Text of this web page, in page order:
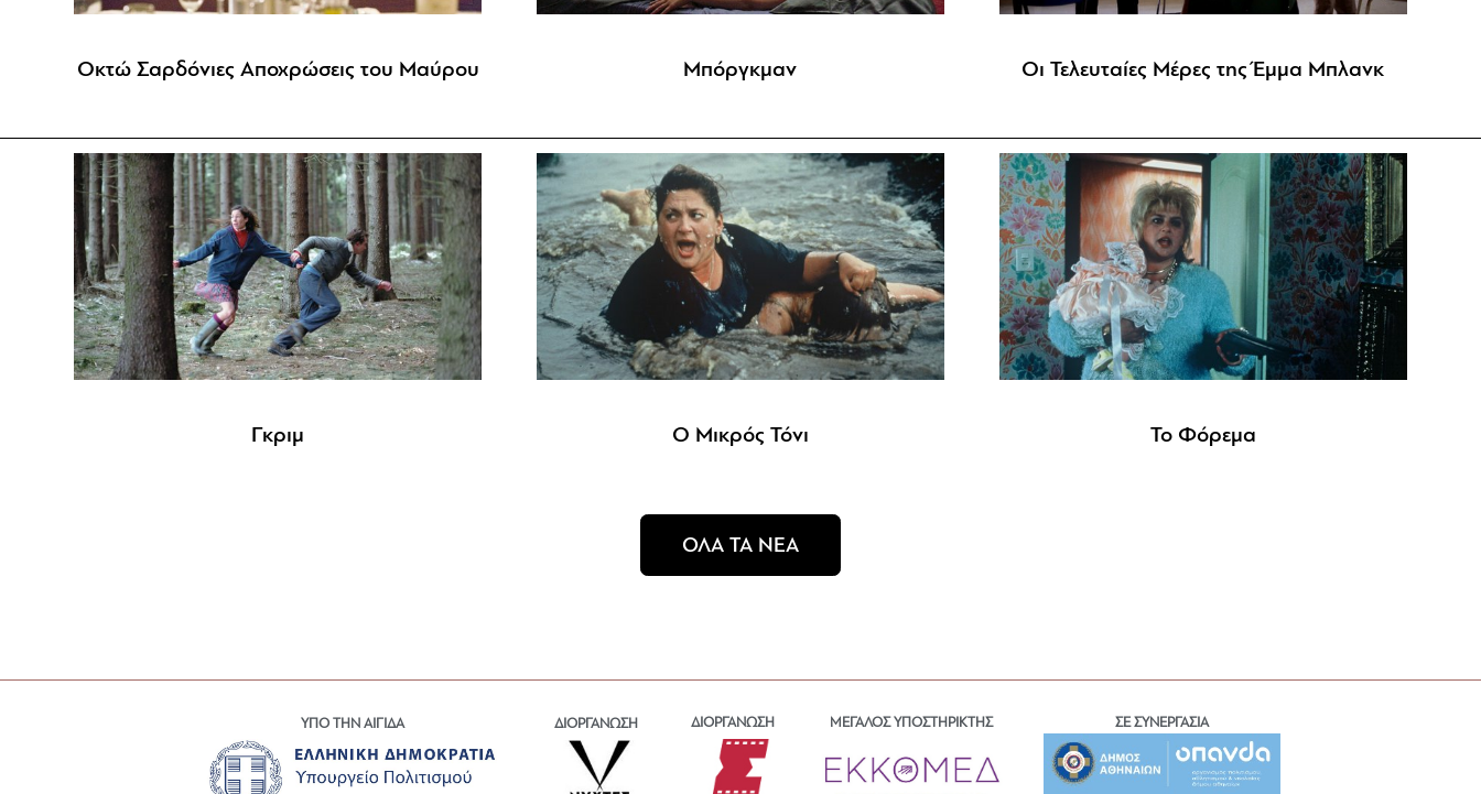
Οκτώ Σαρδόνιες Αποχρώσεις του Μαύρου Μπόργκμαν Οι Τελευταίες Μέρες της Έμμα Μπλανκ
Γκριμ Ο Μικρός Τόνι Το Φόρεμα
ΟΛΑ ΤΑ ΝΕΑ
ΥΠΟ ΤΗΝ ΑΙΓΙΔΑ ΔΙΟΡΓΑΝΩΣΗ ΔΙΟΡΓΑΝΩΣΗ ΜΕΓΑΛΟΣ ΥΠΟΣΤΗΡΙΚΤΗΣ ΣΕ ΣΥΝΕΡΓΑΣΙΑ